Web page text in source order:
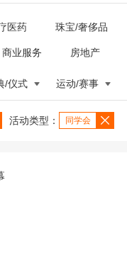
医药 珠宝/奢侈品
商业服务 房地产
/仪式 运动/赛事
活动类型： 同学会